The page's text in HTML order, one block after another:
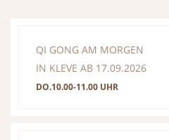
QI GONG AM MORGEN
IN KLEVE AB 17.09.2026
DO.10.00-11.00 UHR